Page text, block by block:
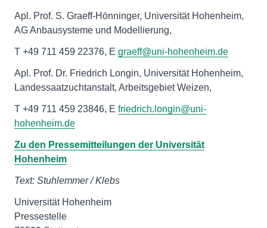
Apl. Prof. S. Graeff-Hönninger, Universität Hohenheim,
AG Anbausysteme und Modellierung,
T +49 711 459 22376, E graeff@uni-hohenheim.de
Apl. Prof. Dr. Friedrich Longin, Universität Hohenheim,
Landessaatzuchtanstalt, Arbeitsgebiet Weizen,
T +49 711 459 23846, E friedrich.longin@uni-
hohenheim.de
Zu den Pressemitteilungen der Universität
Hohenheim
Text: Stuhlemmer / Klebs
Universität Hohenheim
Pressestelle